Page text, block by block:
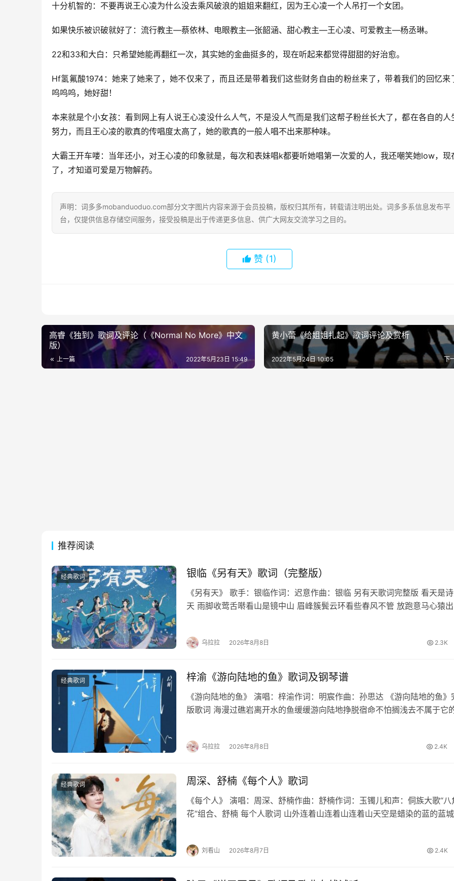
十分机智的：不要再说王心凌为什么没去乘风破浪的姐姐来翻红，因为王心凌一个人吊打一个女团。
如果快乐被识破就好了：流行教主—蔡依林、电眼教主—张韶涵、甜心教主—王心凌、可爱教主—杨丞琳。
22和33和大白：只希望她能再翻红一次，其实她的金曲挺多的，现在听起来都觉得甜甜的好治愈。
Hf氢氟酸1974：她来了她来了，她不仅来了，而且还是带着我们这些财务自由的粉丝来了，带着我们的回忆来
呜呜呜，她好甜！
本来就是个小女孩：看到网上有人说王心凌没什么人气，不是没人气而是我们这帮子粉丝长大了，都在各自的人
努力，而且王心凌的歌真的传唱度太高了，她的歌真的一般人唱不出来那种味。
大霸王开车喽：当年还小，对王心凌的印象就是，每次和表妹唱k都要听她唱第一次爱的人，我还嘲笑她low，现
了，才知道可爱是万物解药。
声明：词多多mobanduoduo.com部分文字图片内容来源于会员投稿，版权归其所有，转载请注明出处。词多多系信息发布平
台，仅提供信息存储空间服务，接受投稿是出于传递更多信息、供广大网友交流学习之目的。
赞 (1)
高睿《独到》歌词及评论（《Normal No More》中文
版）
上一篇 2022年5月23日 15:49
黄小蕾《给姐姐扎起》歌词评论及赏析
下
2022年5月24日 10:05
推荐阅读
经典歌词 银临《另有天》歌词（完整版）
《另有天》 歌手：银临作词：迟意作曲：银临 另有天歌词完整版 看天是
天 雨脚收莺舌啭看山是镜中山 眉峰簇鬓云环看些春风不管 放跑意马心猿
乌拉拉 2026年8月8日 2.3K
经典歌词 梓渝《游向陆地的鱼》歌词及钢琴谱
《游向陆地的鱼》 演唱：梓渝作词：明宸作曲：孙思达 《游向陆地的鱼》
版歌词 海漫过礁岩离开水的鱼缓缓游向陆地挣脱宿命不怕搁浅去不属于它
乌拉拉 2026年8月8日 2.4K
经典歌词 周深、舒楠《每个人》歌词
《每个人》 演唱：周深、舒楠作曲：舒楠作词：玉镯儿和声：侗族大歌“八
花”组合、舒楠 每个人歌词 山外连着山连着山连着山天空是蜡染的蓝的蓝
刘看山 2026年8月7日 2.4K